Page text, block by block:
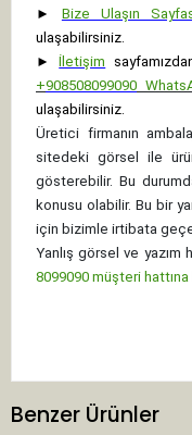
►
Bize Ulaşın
ulaşabilirsiniz.
►
İletişim
+908508099090
ulaşabilirsiniz.
Üretici firmanın
sitedeki görsel ile
gösterebilir. Bu
konusu olabilir. Bu bir
için bizimle irtibata
Yanlış görsel ve yazım
8099090 müşteri hattına
Benzer Ürünler